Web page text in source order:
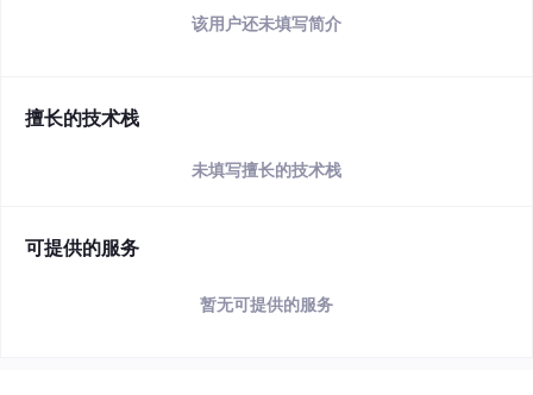
该用户还未填写简介
擅长的技术栈
未填写擅长的技术栈
可提供的服务
暂无可提供的服务